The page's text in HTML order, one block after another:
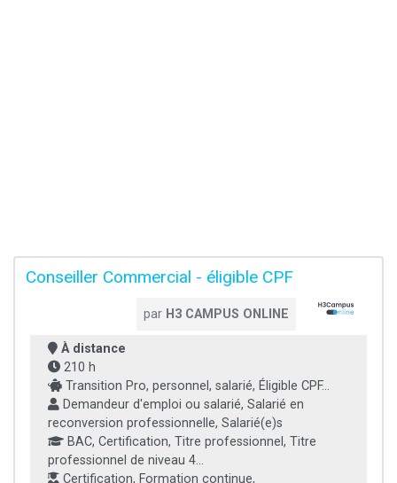
Conseiller Commercial - éligible CPF
par H3 CAMPUS ONLINE
À distance
210 h
Transition Pro, personnel, salarié, Éligible CPF...
Demandeur d'emploi ou salarié, Salarié en
reconversion professionnelle, Salarié(e)s
BAC, Certification, Titre professionnel, Titre
professionnel de niveau 4...
Certification, Formation continue,